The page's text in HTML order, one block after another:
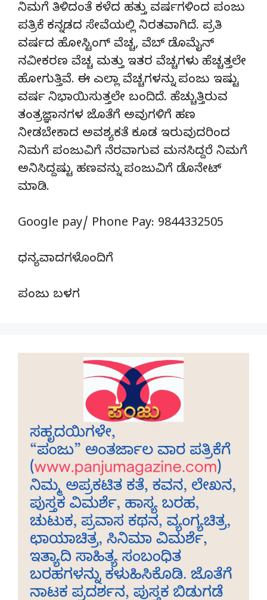
ನಿಮಗೆ ತಿಳಿದಂತೆ ಕಳೆದ ಹತ್ತು ವರ್ಷಗಳಿಂದ ಪಂಜು
ಪತ್ರಿಕೆ ಕನ್ನಡದ ಸೇವೆಯಲ್ಲಿ ನಿರತವಾಗಿದೆ. ಪ್ರತಿ
ವರ್ಷದ ಹೋಸ್ಟಿಂಗ್‌ ವೆಚ್ಚ, ವೆಬ್‌ ಡೊಮೈನ್‌
ನವೀಕರಣ ವೆಚ್ಚ ಮತ್ತು ಇತರ ವೆಚ್ಚಗಳು ಹೆಚ್ಚತ್ತಲೇ
ಹೋಗುತ್ತಿವೆ. ಈ ಎಲ್ಲಾ ವೆಚ್ಚಗಳನ್ನು ಪಂಜು ಇಷ್ಟು
ವರ್ಷ ನಿಭಾಯಿಸುತ್ತಲೇ ಬಂದಿದೆ. ಹೆಚ್ಚುತ್ತಿರುವ
ತಂತ್ರಜ್ಞಾನಗಳ ಜೊತೆಗೆ ಅವುಗಳಿಗೆ ಹಣ
ನೀಡಬೇಕಾದ ಅವಶ್ಯಕತೆ ಕೂಡ ಇರುವುದರಿಂದ
ನಿಮಗೆ ಪಂಜುವಿಗೆ ನೆರವಾಗುವ ಮನಸಿದ್ದರೆ ನಿಮಗೆ
ಅನಿಸಿದ್ದಷ್ಟು ಹಣವನ್ನು ಪಂಜುವಿಗೆ ಡೊನೇಟ್‌
ಮಾಡಿ.
Google pay/ Phone Pay: 9844332505
ಧನ್ಯವಾದಗಳೊಂದಿಗೆ
ಪಂಜು ಬಳಗ